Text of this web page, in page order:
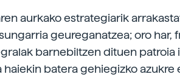
aurkako estrategiarik
geureganatzea; oro har,
barnebiltzen dituen patroia
batera gehiegizko azukre